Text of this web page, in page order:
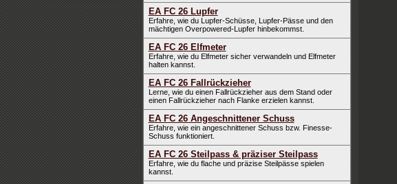
EA FC 26 Lupfer
Erfahre, wie du Lupfer-Schüsse, Lupfer-Pässe und den
mächtigen Overpowered-Lupfer hinbekommst.
EA FC 26 Elfmeter
Erfahre, wie du Elfmeter sicher verwandeln und Elfmeter
halten kannst.
EA FC 26 Fallrückzieher
Lerne, wie du einen Fallrückzieher aus dem Stand oder
einen Fallrückzieher nach Flanke erzielen kannst.
EA FC 26 Angeschnittener Schuss
Erfahre, wie ein angeschnittener Schuss bzw. Finesse-
Schuss funktioniert.
EA FC 26 Steilpass & präziser Steilpass
Erfahre, wie du flache und präzise Steilpässe spielen
kannst.